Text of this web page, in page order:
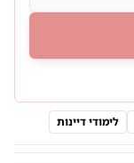
לימודי דיינות